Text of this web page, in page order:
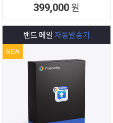
399,000 원
밴드 메일 자동발송기
NEW